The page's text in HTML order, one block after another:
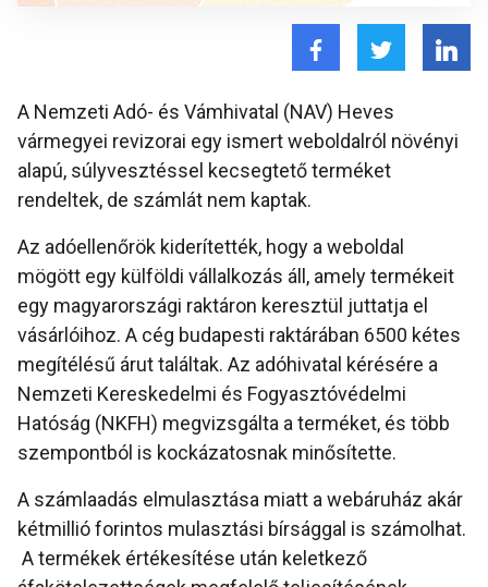
A Nemzeti Adó- és Vámhivatal (NAV) Heves
vármegyei revizorai egy ismert weboldalról növényi
alapú, súlyvesztéssel kecsegtető terméket
rendeltek, de számlát nem kaptak.
Az adóellenőrök kiderítették, hogy a weboldal
mögött egy külföldi vállalkozás áll, amely termékeit
egy magyarországi raktáron keresztül juttatja el
vásárlóihoz. A cég budapesti raktárában 6500 kétes
megítélésű árut találtak. Az adóhivatal kérésére a
Nemzeti Kereskedelmi és Fogyasztóvédelmi
Hatóság (NKFH) megvizsgálta a terméket, és több
szempontból is kockázatosnak minősítette.
A számlaadás elmulasztása miatt a webáruház akár
kétmillió forintos mulasztási bírsággal is számolhat.
A termékek értékesítése után keletkező